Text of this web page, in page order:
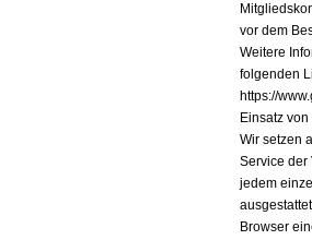
vor dem
Weitere
folgenden
https://
Einsatz
Wir setzen
Service der
jedem
Browser